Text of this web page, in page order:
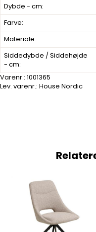
Dybde - cm:
Farve:
Materiale:
Siddedybde / Siddehøjde
- cm:
Varenr.: 1001365
Lev. varenr.: House Nordic